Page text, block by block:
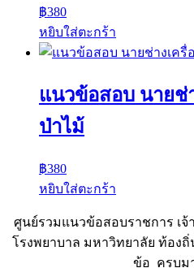
฿380
หยิบใส่ตะกร้า
แนวข้อสอบ นายช่
ป่าไม้
฿380
หยิบใส่ตะกร้า
ศูนย์รวมแนวข้อสอบราชการ เจ้
โรงพยาบาล มหาวิทยาลัย ท้องถิ่
ข้อ ครบม